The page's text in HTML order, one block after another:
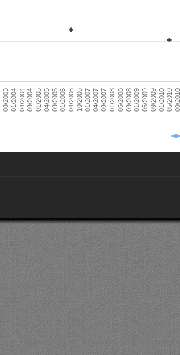
08/200301/200404/200409/200401/200504/200509/200501/200604/200610/200601/200704/200709/200701/200805/200809/200801/200905/200909/200901/201005/201009/